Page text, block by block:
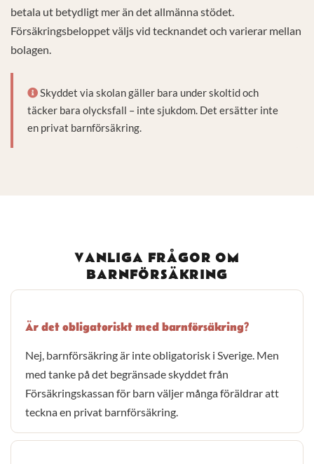
betala ut betydligt mer än det allmänna stödet.
Försäkringsbeloppet väljs vid tecknandet och varierar mellan
bolagen.
Skyddet via skolan gäller bara under skoltid och
täcker bara olycksfall – inte sjukdom. Det ersätter inte
en privat barnförsäkring.
VANLIGA FRÅGOR OM
BARNFÖRSÄKRING
Är det obligatoriskt med barnförsäkring?
Nej, barnförsäkring är inte obligatorisk i Sverige. Men
med tanke på det begränsade skyddet från
Försäkringskassan för barn väljer många föräldrar att
teckna en privat barnförsäkring.